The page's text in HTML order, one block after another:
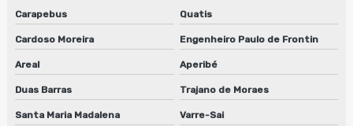
Fabricante de guilhotina para clichês
Fabricante de guilhotina para clichês em sp
Fabricante de lavadora de clichê
Carapebus Quatis
Cardoso Moreira Engenheiro Paulo de Frontin
Areal Aperibé
Duas Barras Trajano de Moraes
Santa Maria Madalena Varre-Sai